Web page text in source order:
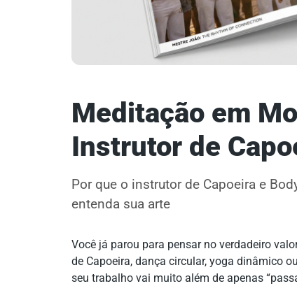
Meditação em
Instrutor de
Por que o instrutor de Capoeira e
entenda sua arte
Você já parou para pensar no verdadeiro
de Capoeira, dança circular, yoga dinâmico
seu trabalho vai muito além de apenas